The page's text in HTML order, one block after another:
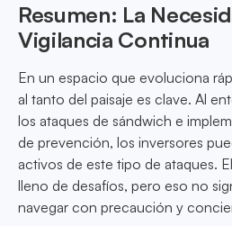
Resumen: La
Vigilancia Continua
En un espacio que evoluciona
al tanto del paisaje es clave. Al
los ataques de sándwich e
de prevención, los inversores
activos de este tipo de ataques.
lleno de desafíos, pero eso no
navegar con precaución y